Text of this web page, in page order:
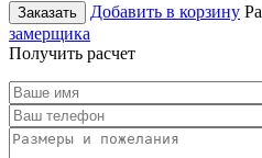
Заказать Добавить в корзину
замерщика
Получить расчет